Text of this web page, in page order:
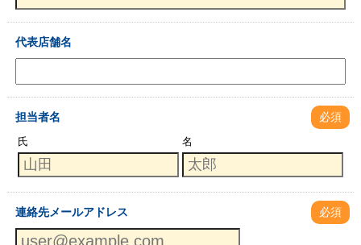
代表店舗名
担当者名 必須
氏 名
連絡先メールアドレス 必須